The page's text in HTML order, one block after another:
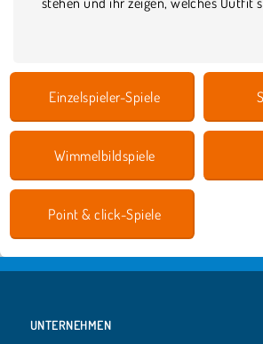
Einzelspieler-Spiele
Wimmelbildspiele
Point & click-Spiele
UNTERNEHMEN